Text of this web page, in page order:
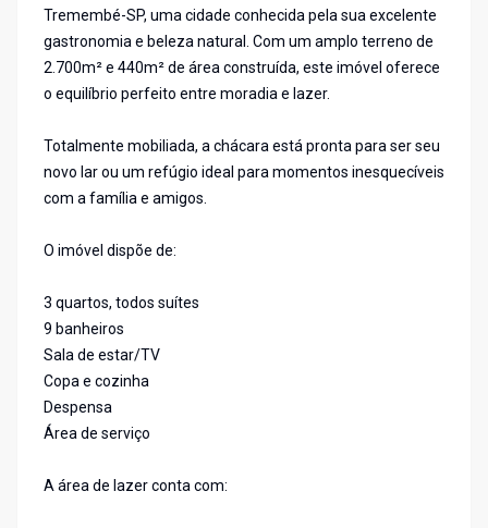
Tremembé-SP, uma cidade conhecida pela sua excelente
gastronomia e beleza natural. Com um amplo terreno de
2.700m² e 440m² de área construída, este imóvel oferece
o equilíbrio perfeito entre moradia e lazer.
Totalmente mobiliada, a chácara está pronta para ser seu
novo lar ou um refúgio ideal para momentos inesquecíveis
com a família e amigos.
O imóvel dispõe de:
3 quartos, todos suítes
9 banheiros
Sala de estar/TV
Copa e cozinha
Despensa
Área de serviço
A área de lazer conta com: